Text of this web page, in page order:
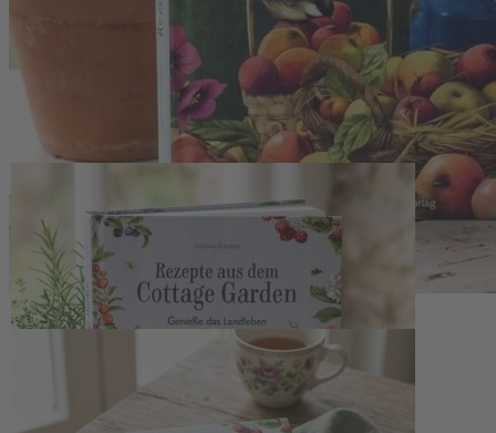
Kochbuch Rezepte aus dem
Cottage Garden
Sofort lieferbar